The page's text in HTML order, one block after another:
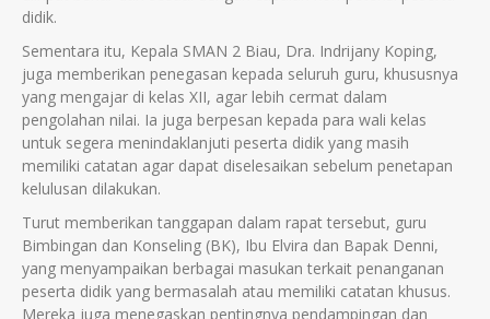
didik.
Sementara itu, Kepala SMAN 2 Biau, Dra. Indrijany Koping,
juga memberikan penegasan kepada seluruh guru, khususnya
yang mengajar di kelas XII, agar lebih cermat dalam
pengolahan nilai. Ia juga berpesan kepada para wali kelas
untuk segera menindaklanjuti peserta didik yang masih
memiliki catatan agar dapat diselesaikan sebelum penetapan
kelulusan dilakukan.
Turut memberikan tanggapan dalam rapat tersebut, guru
Bimbingan dan Konseling (BK), Ibu Elvira dan Bapak Denni,
yang menyampaikan berbagai masukan terkait penanganan
peserta didik yang bermasalah atau memiliki catatan khusus.
Mereka juga menegaskan pentingnya pendampingan dan